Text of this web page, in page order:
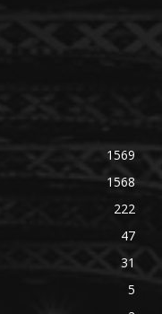
1569
1568
222
47
31
5